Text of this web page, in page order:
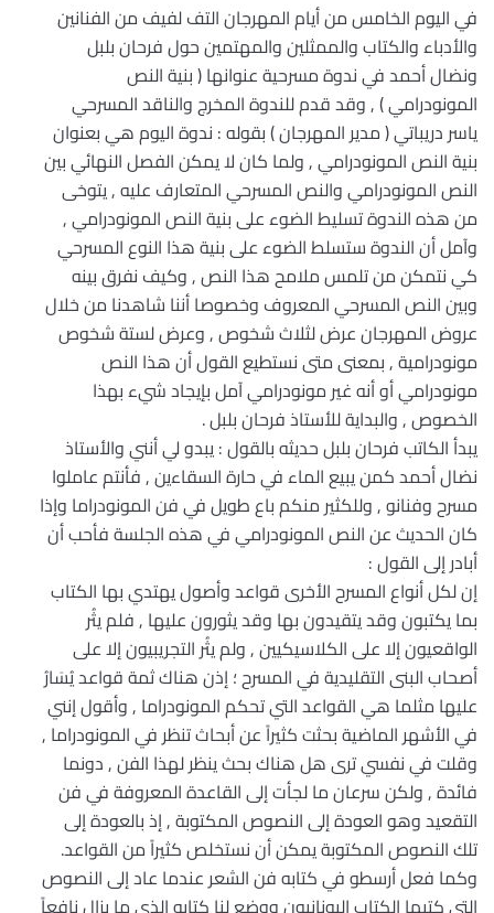
في اليوم الخامس من أيام المهرجان التف لفيف من الفنانين
والأدباء والكتاب والممثلين والمهتمين حول فرحان بلبل
ونضال أحمد في ندوة مسرحية عنوانها ( بنية النص
المونودرامي ) , وقد قدم للندوة المخرج والناقد المسرحي
ياسر دريباتي ( مدير المهرجان ) بقوله : ندوة اليوم هي بعنوان
بنية النص المونودرامي , ولما كان لا يمكن الفصل النهائي بين
النص المونودرامي والنص المسرحي المتعارف عليه , يتوخى
من هذه الندوة تسليط الضوء على بنية النص المونودرامي ,
وآمل أن الندوة ستسلط الضوء على بنية هذا النوع المسرحي
كي نتمكن من تلمس ملامح هذا النص , وكيف نفرق بينه
وبين النص المسرحي المعروف وخصوصا أننا شاهدنا من خلال
عروض المهرجان عرض لثلاث شخوص , وعرض لستة شخوص
مونودرامية , بمعنى متى نستطيع القول أن هذا النص
مونودرامي أو أنه غير مونودرامي آمل بإيجاد شيء بهذا
الخصوص , والبداية للأستاذ فرحان بلبل .
يبدأ الكاتب فرحان بلبل حديثه بالقول : يبدو لي أنني والأستاذ
نضال أحمد كمن يبيع الماء في حارة السقاءين , فأنتم عاملوا
مسرح وفنانو , وللكثير منكم باع طويل في فن المونودراما وإذا
كان الحديث عن النص المونودرامي في هذه الجلسة فأحب أن
أبادر إلى القول :
إن لكل أنواع المسرح الأخرى قواعد وأصول يهتدي بها الكتاب
بما يكتبون وقد يتقيدون بها وقد يثورون عليها , فلم يثُر
الواقعيون إلا على الكلاسيكيين , ولم يثُر التجريبيون إلا على
أصحاب البنى التقليدية في المسرح ؛ إذن هناك ثمة قواعد يُسَارُ
عليها مثلما هي القواعد التي تحكم المونودراما , وأقول إنني
في الأشهر الماضية بحثت كثيراً عن أبحاث تنظر في المونودراما ,
وقلت في نفسي ترى هل هناك بحث ينظر لهذا الفن , دونما
فائدة , ولكن سرعان ما لجأت إلى القاعدة المعروفة في فن
التقعيد وهو العودة إلى النصوص المكتوبة , إذ بالعودة إلى
تلك النصوص المكتوبة يمكن أن نستخلص كثيراً من القواعد.
وكما فعل أرسطو في كتابه فن الشعر عندما عاد إلى النصوص